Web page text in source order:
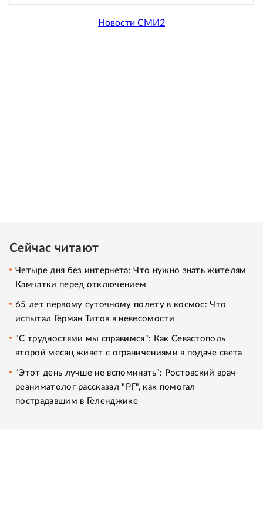
Новости СМИ2
Сейчас читают
Четыре дня без интернета: Что нужно знать жителям
Камчатки перед отключением
65 лет первому суточному полету в космос: Что
испытал Герман Титов в невесомости
"С трудностями мы справимся": Как Севастополь
второй месяц живет с ограничениями в подаче света
"Этот день лучше не вспоминать": Ростовский врач-
реаниматолог рассказал "РГ", как помогал
пострадавшим в Геленджике